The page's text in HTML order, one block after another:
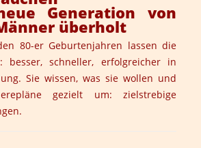
Generation von
überholt
80-er Geburtenjahren lassen die
besser, schneller, erfolgreicher in
Sie wissen, was sie wollen und
gezielt um: zielstrebige